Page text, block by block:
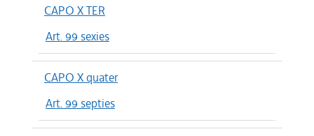
CAPO X TER
Art. 99 sexies
CAPO X quater
Art. 99 septies